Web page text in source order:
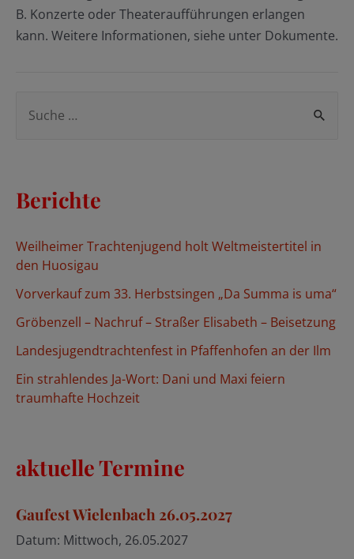
B. Konzerte oder Theateraufführungen erlangen
kann. Weitere Informationen, siehe unter Dokumente.
e
n
h
:
Berichte
Weilheimer Trachtenjugend holt Weltmeistertitel in
den Huosigau
Vorverkauf zum 33. Herbstsingen „Da Summa is uma“
Gröbenzell – Nachruf – Straßer Elisabeth – Beisetzung
Landesjugendtrachtenfest in Pfaffenhofen an der Ilm
Ein strahlendes Ja-Wort: Dani und Maxi feiern
traumhafte Hochzeit
aktuelle Termine
Gaufest Wielenbach 26.05.2027
Datum: Mittwoch, 26.05.2027